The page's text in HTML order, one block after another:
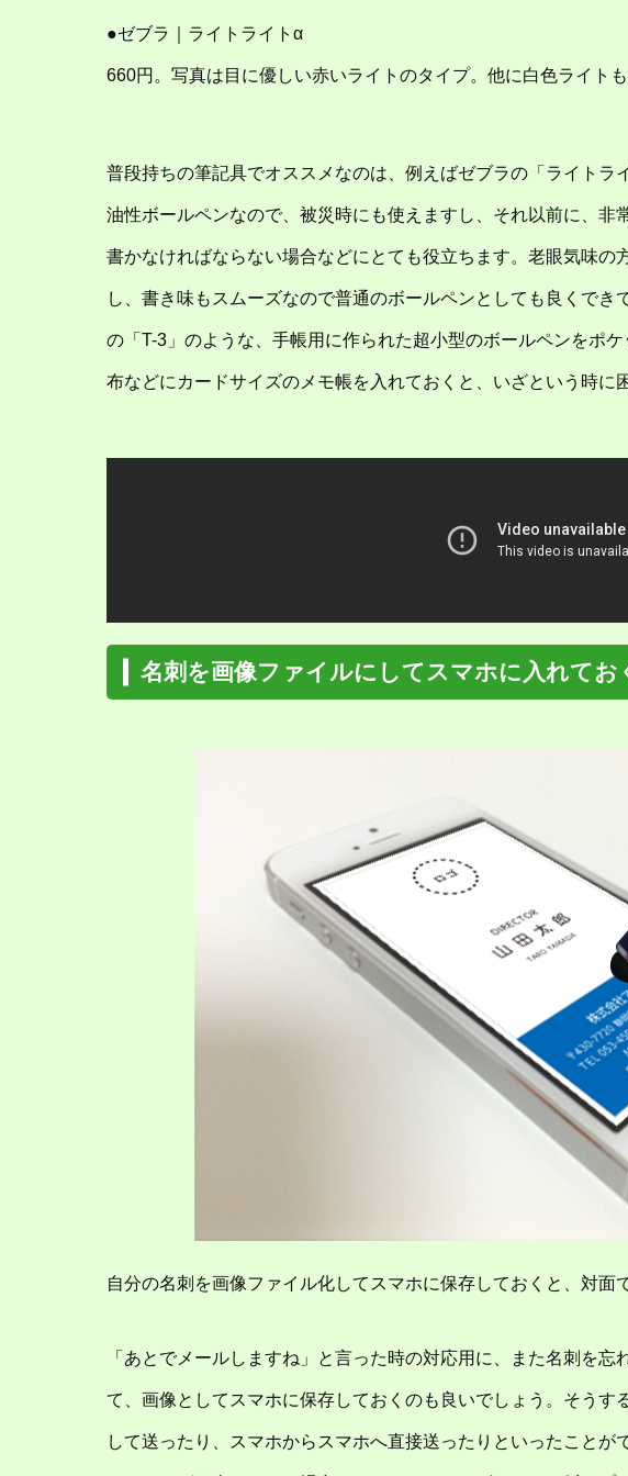
●ゼブラ｜ライトライトα
660円。写真は目に優しい赤いライトのタイプ。他に白色ライトも
普段持ちの筆記具でオススメなのは、例えばゼブラの「ライトラ
油性ボールペンなので、被災時にも使えますし、それ以前に、非
書かなければならない場合などにとても役立ちます。老眼気味の
し、書き味もスムーズなので普通のボールペンとしても良くで
の「T-3」のような、手帳用に作られた超小型のボールペンをポ
布などにカードサイズのメモ帳を入れておくと、いざという時に
名刺を画像ファイルにしてスマホに入れてお
自分の名刺を画像ファイル化してスマホに保存しておくと、対面
「あとでメールしますね」と言った時の対応用に、また名刺を
て、画像としてスマホに保存しておくのも良いでしょう。そうす
して送ったり、スマホからスマホへ直接送ったりといったこと